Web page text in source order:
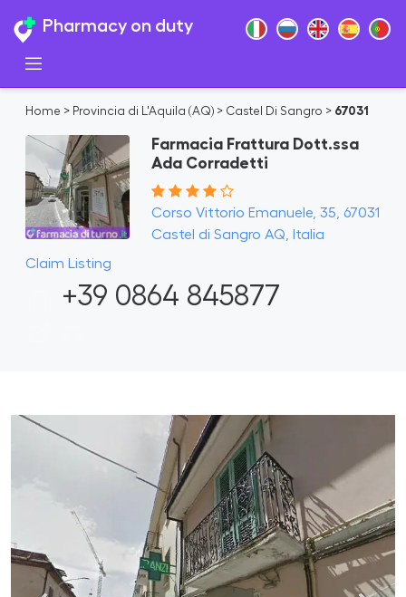
Pharmacy on duty
Home > Provincia di L'Aquila (AQ) > Castel Di Sangro > 67031
Farmacia Frattura Dott.ssa
Ada Corradetti
Corso Vittorio Emanuele, 35, 67031
Castel di Sangro AQ, Italia
Claim Listing
+39 0864 845877